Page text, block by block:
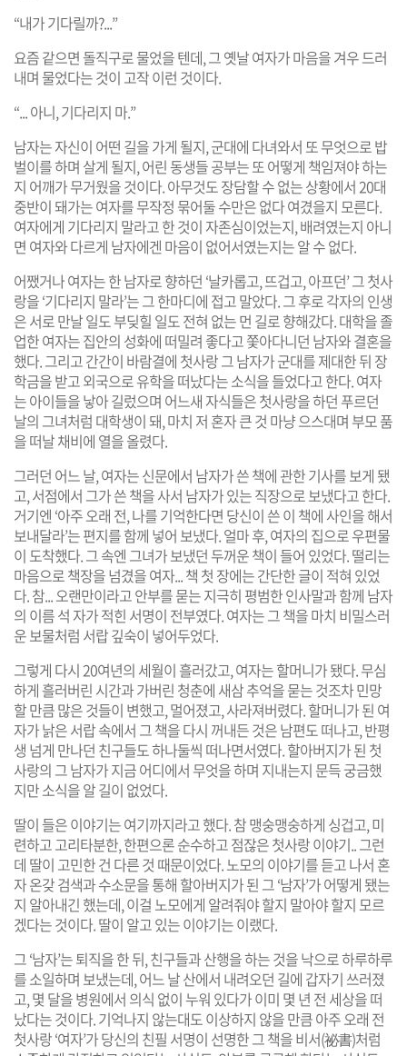
“내가 기다릴까?...”
요즘 같으면 돌직구로 물었을 텐데, 그 옛날 여자가 마음을 겨우 드러
내며 물었다는 것이 고작 이런 것이다.
“... 아니, 기다리지 마.”
남자는 자신이 어떤 길을 가게 될지, 군대에 다녀와서 또 무엇으로 밥
벌이를 하며 살게 될지, 어린 동생들 공부는 또 어떻게 책임져야 하는
지 어깨가 무거웠을 것이다. 아무것도 장담할 수 없는 상황에서 20대
중반이 돼가는 여자를 무작정 묶어둘 수만은 없다 여겼을지 모른다.
여자에게 기다리지 말라고 한 것이 자존심이었는지, 배려였는지 아니
면 여자와 다르게 남자에겐 마음이 없어서였는지는 알 수 없다.
어쨌거나 여자는 한 남자로 향하던 ‘날카롭고, 뜨겁고, 아프던’ 그 첫사
랑을 ‘기다리지 말라’는 그 한마디에 접고 말았다. 그 후로 각자의 인생
은 서로 만날 일도 부딪힐 일도 전혀 없는 먼 길로 향해갔다. 대학을 졸
업한 여자는 집안의 성화에 떠밀려 좋다고 쫓아다니던 남자와 결혼을
했다. 그리고 간간이 바람결에 첫사랑 그 남자가 군대를 제대한 뒤 장
학금을 받고 외국으로 유학을 떠났다는 소식을 들었다고 한다. 여자
는 아이들을 낳아 길렀으며 어느새 자식들은 첫사랑을 하던 푸르던
날의 그녀처럼 대학생이 돼, 마치 저 혼자 큰 것 마냥 으스대며 부모 품
을 떠날 채비에 열을 올렸다.
그러던 어느 날, 여자는 신문에서 남자가 쓴 책에 관한 기사를 보게 됐
고, 서점에서 그가 쓴 책을 사서 남자가 있는 직장으로 보냈다고 한다.
거기엔 ‘아주 오래 전, 나를 기억한다면 당신이 쓴 이 책에 사인을 해서
보내달라’는 편지를 함께 넣어 보냈다. 얼마 후, 여자의 집으로 우편물
이 도착했다. 그 속엔 그녀가 보냈던 두꺼운 책이 들어 있었다. 떨리는
마음으로 책장을 넘겼을 여자... 책 첫 장에는 간단한 글이 적혀 있었
다. 참... 오랜만이라고 안부를 묻는 지극히 평범한 인사말과 함께 남자
의 이름 석 자가 적힌 서명이 전부였다. 여자는 그 책을 마치 비밀스러
운 보물처럼 서랍 깊숙이 넣어두었다.
그렇게 다시 20여년의 세월이 흘러갔고, 여자는 할머니가 됐다. 무심
하게 흘러버린 시간과 가버린 청춘에 새삼 추억을 묻는 것조차 민망
할 만큼 많은 것들이 변했고, 멀어졌고, 사라져버렸다. 할머니가 된 여
자가 낡은 서랍 속에서 그 책을 다시 꺼내든 것은 남편도 떠나고, 반평
생 넘게 만나던 친구들도 하나둘씩 떠나면서였다. 할아버지가 된 첫
사랑의 그 남자가 지금 어디에서 무엇을 하며 지내는지 문득 궁금했
지만 소식을 알 길이 없었다.
딸이 들은 이야기는 여기까지라고 했다. 참 맹숭맹숭하게 싱겁고, 미
련하고 고리타분한, 한편으론 순수하고 점잖은 첫사랑 이야기.. 그런
데 딸이 고민한 건 다른 것 때문이었다. 노모의 이야기를 듣고 나서 혼
자 온갖 검색과 수소문을 통해 할아버지가 된 그 ‘남자’가 어떻게 됐는
지 알아내긴 했는데, 이걸 노모에게 알려줘야 할지 말아야 할지 모르
겠다는 것이다. 딸이 알고 있는 이야기는 이랬다.
그 ‘남자’는 퇴직을 한 뒤, 친구들과 산행을 하는 것을 낙으로 하루하루
를 소일하며 보냈는데, 어느 날 산에서 내려오던 길에 갑자기 쓰러졌
고, 몇 달을 병원에서 의식 없이 누워 있다가 이미 몇 년 전 세상을 떠
났다는 것이다. 기억나지 않는대도 이상하지 않을 만큼 아주 오래 전
첫사랑 ‘여자’가 당신의 친필 서명이 선명한 그 책을 비서(祕書)처럼